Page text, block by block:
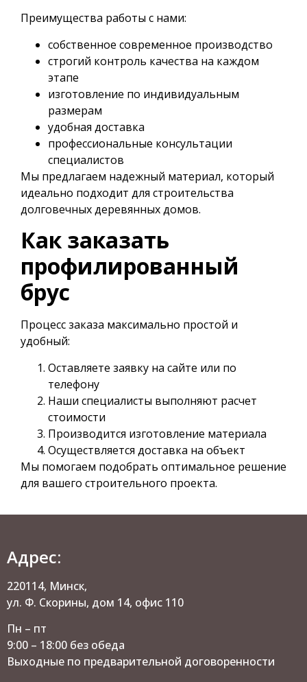
Преимущества работы с нами:
собственное современное производство
строгий контроль качества на каждом
этапе
изготовление по индивидуальным
размерам
удобная доставка
профессиональные консультации
специалистов
Мы предлагаем надежный материал, который
идеально подходит для строительства
долговечных деревянных домов.
Как заказать
профилированный
брус
Процесс заказа максимально простой и
удобный:
Оставляете заявку на сайте или по
телефону
Наши специалисты выполняют расчет
стоимости
Производится изготовление материала
Осуществляется доставка на объект
Мы помогаем подобрать оптимальное решение
для вашего строительного проекта.
Адрес:
220114, Минск,
ул. Ф. Скорины, дом 14, офис 110
Пн – пт
9:00 – 18:00 без обеда
Выходные по предварительной договоренности